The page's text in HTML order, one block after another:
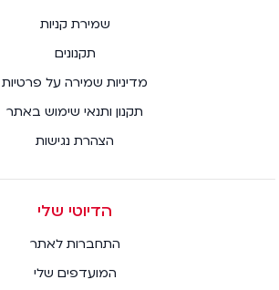
שמירת קניות
תקנונים
מדיניות שמירה על פרטיות
תקנון ותנאי שימוש באתר
הצהרת נגישות
הדיוטי שלי
התחברות לאתר
המועדפים שלי